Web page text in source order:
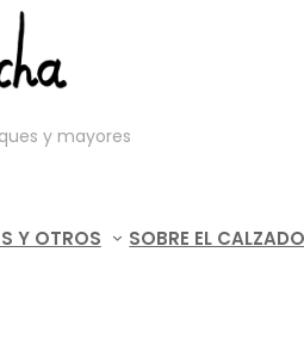
y mayores
Y OTROS SOBRE EL